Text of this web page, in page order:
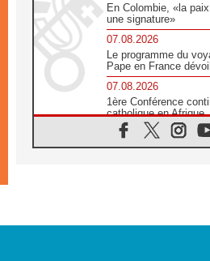
En Colombie, «la
une signature»
07.08.2026
Le programme du
Pape en France
07.08.2026
1ère Conférence
catholique en Afrique
07.08.2026
Un logo symbolique
07.08.2026